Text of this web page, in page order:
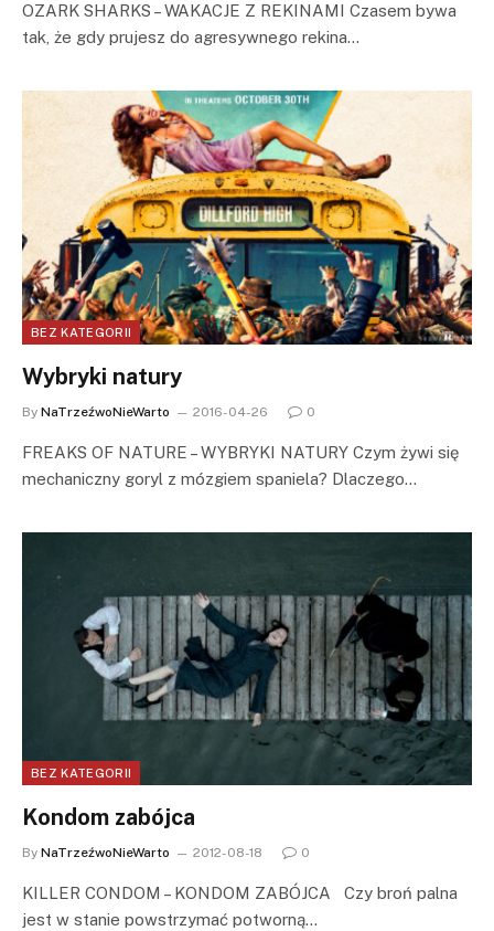
OZARK SHARKS – WAKACJE Z REKINAMI Czasem bywa
tak, że gdy prujesz do agresywnego rekina…
BEZ KATEGORII
Wybryki natury
By NaTrzeźwoNieWarto 2016-04-26 0
FREAKS OF NATURE – WYBRYKI NATURY Czym żywi się
mechaniczny goryl z mózgiem spaniela? Dlaczego…
BEZ KATEGORII
Kondom zabójca
By NaTrzeźwoNieWarto 2012-08-18 0
KILLER CONDOM – KONDOM ZABÓJCA Czy broń palna
jest w stanie powstrzymać potworną…